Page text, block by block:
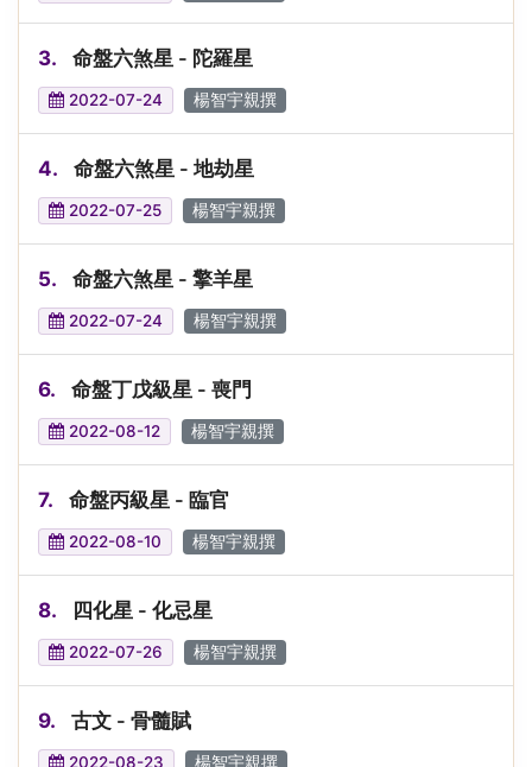
3. 命盤六煞星 - 陀羅星
2022-07-24 楊智宇親撰
4. 命盤六煞星 - 地劫星
2022-07-25 楊智宇親撰
5. 命盤六煞星 - 擎羊星
2022-07-24 楊智宇親撰
6. 命盤丁戊級星 - 喪門
2022-08-12 楊智宇親撰
7. 命盤丙級星 - 臨官
2022-08-10 楊智宇親撰
8. 四化星 - 化忌星
2022-07-26 楊智宇親撰
9. 古文 - 骨髓賦
2022-08-23 楊智宇親撰